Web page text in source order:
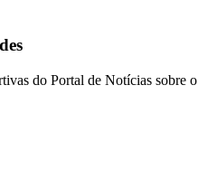
do Portal de Notícias sobre o